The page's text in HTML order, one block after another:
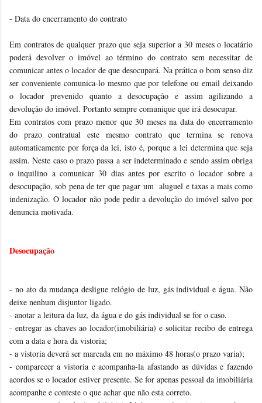
- Data do encerramento do contrato
Em contratos de qualquer prazo que seja superior a 30 meses o locatário
poderá devolver o imóvel ao término do contrato sem necessitar de
comunicar antes o locador de que desocupará. Na prática o bom senso diz
ser conveniente comunica-lo mesmo que por telefone ou email deixando
o locador prevenido quanto a desocupação e assim agilizando a
devolução do imóvel. Portanto sempre comunique que irá desocupar.
Em contratos com prazo menor que 30 meses na data do encerramento
do prazo contratual este mesmo contrato que termina se renova
automaticamente por força da lei, isto é, porque a lei determina que seja
assim. Neste caso o prazo passa a ser indeterminado e sendo assim obriga
o inquilino a comunicar 30 dias antes por escrito o locador sobre a
desocupação, sob pena de ter que pagar um aluguel e taxas a mais como
indenização. O locador não pode pedir a devolução do imóvel salvo por
denuncia motivada.
Desocupação
- no ato da mudança desligue relógio de luz, gás individual e água. Não
deixe nenhum disjuntor ligado.
- anotar a leitura da luz, da água e do gás individual se for o caso.
- entregar as chaves ao locador(imobiliária) e solicitar recibo de entrega
com a data e hora da vistoria;
- a vistoria deverá ser marcada em no máximo 48 horas(o prazo varia);
- comparecer a vistoria e acompanha-la afastando as dúvidas e fazendo
acordos se o locador estiver presente. Se for apenas pessoal da imobiliária
acompanhe e conteste o que achar que não esta correto.